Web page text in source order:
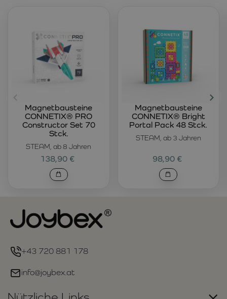
STEAM, ab 8 Jahren
Magnetbausteine
CONNETIX® PRO
Constructor Set 70
Stck.
138,90 €
STEAM, ab 3 Jahren
Magnetbausteine
CONNETIX® Bright
Portal Pack 48 Stck.
98,90 €
+43 720 881 178
info@joybex.at